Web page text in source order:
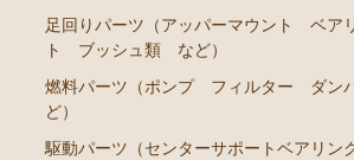
ルジョイント ブッシュ類 など）
燃料パーツ（ポンプ フィルター
ーゲージなど）
駆動パーツ（センターサポートベ
足回りパーツ（アッパーマウント ベア
ト ブッシュ類 など）
燃料パーツ（ポンプ フィルター ダン
ど）
駆動パーツ（センターサポートベアリン